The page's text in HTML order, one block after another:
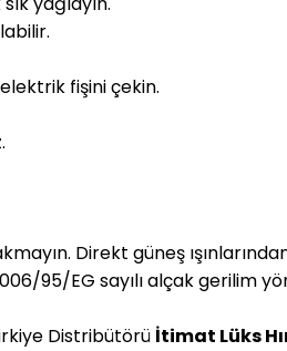
fişini çekin.
Direkt güneş ışınlarından
95/EG sayılı alçak gerilim
Distribütörü İtimat Lüks